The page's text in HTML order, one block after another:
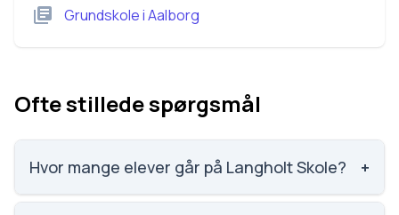
GrundskoleiAalborg
Ofte stillede spørgsmål
Hvor mange elever går på Langholt Skole? +
Langholt Skole har 91 elever, hvilket gør den til